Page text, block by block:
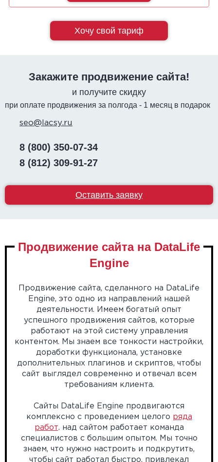
Хочу свой тариф
Закажите продвижение сайта!
и получите скидку
при оплате продвижения за полгода - 1 месяц в подарок
seo@lacsy.ru
8 (800) 350-07-34
8 (812) 309-91-27
Оставить заявку
Продвижение сайта на DataLife
Engine
Продвижение сайта, сделанного на DataLife
Engine, это одно из направлений нашей
деятельности. Имеем богатый опыт
успешного продвижения сайтов, которые
работают на этой систему управления
контентом. Мы знаем все тонкости настройки,
доработки функционала, установке
дополнительных плагинов и скриптов, чтобы
сайт выглядел современно и отвечал всем
требованиям клиента.
Сайты DataLife Engine продвигаются
комплексно с проведением целого ряда
работ. над сайтом работает команда
специалистов с большим опытом. Мы точно
знаем, что нужно настроить и подкрутить,
чтобы сайт работал быстро, привлекал